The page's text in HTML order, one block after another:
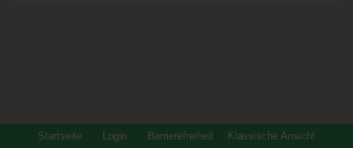
Startseite Login Barrierefreiheit Klassische Ansicht